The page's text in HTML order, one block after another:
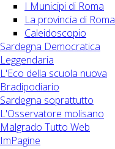
I Municipi di Roma
La provincia di Roma
Caleidoscopio
Sardegna Democratica
Leggendaria
L'Eco della scuola nuova
Bradipodiario
Sardegna soprattutto
L'Osservatore molisano
Malgrado Tutto Web
ImPagine